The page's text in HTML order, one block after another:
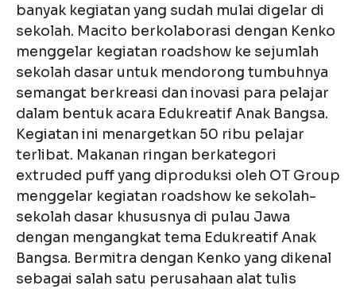
banyak kegiatan yang sudah mulai digelar di
sekolah. Macito berkolaborasi dengan Kenko
menggelar kegiatan roadshow ke sejumlah
sekolah dasar untuk mendorong tumbuhnya
semangat berkreasi dan inovasi para pelajar
dalam bentuk acara Edukreatif Anak Bangsa.
Kegiatan ini menargetkan 50 ribu pelajar
terlibat. Makanan ringan berkategori
extruded puff yang diproduksi oleh OT Group
menggelar kegiatan roadshow ke sekolah-
sekolah dasar khususnya di pulau Jawa
dengan mengangkat tema Edukreatif Anak
Bangsa. Bermitra dengan Kenko yang dikenal
sebagai salah satu perusahaan alat tulis